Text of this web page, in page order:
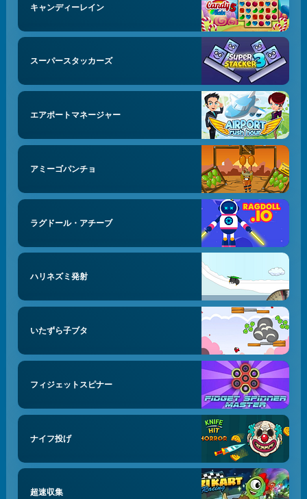
キャンディーレイン
スーパースタッカーズ
エアポートマネージャー
アミーゴパンチョ
ラグドール・アチーブ
ハリネズミ発射
いたずら子ブタ
フィジェットスピナー
ナイフ投げ
超速収集